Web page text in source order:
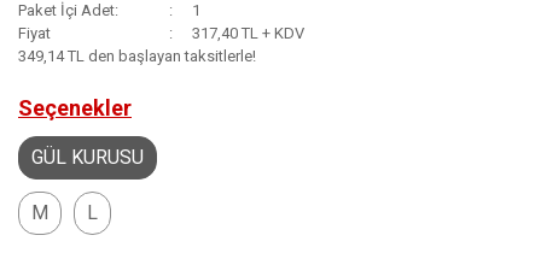
Paket İçi Adet:
1
Fiyat
317,40 TL + KDV
349,14 TL den başlayan taksitlerle!
Seçenekler
GÜL KURUSU
M L